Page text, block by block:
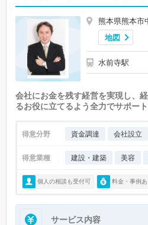
熊本県熊本市
地図
水前寺駅
会社にお金を残す経営を実現し、
るお役に立てるよう全力でサポート
得意分野 資金調達 会社設立
得意業種 建設・建築 美容
個人の相談も受付可 料金・事例あ
サービス内容